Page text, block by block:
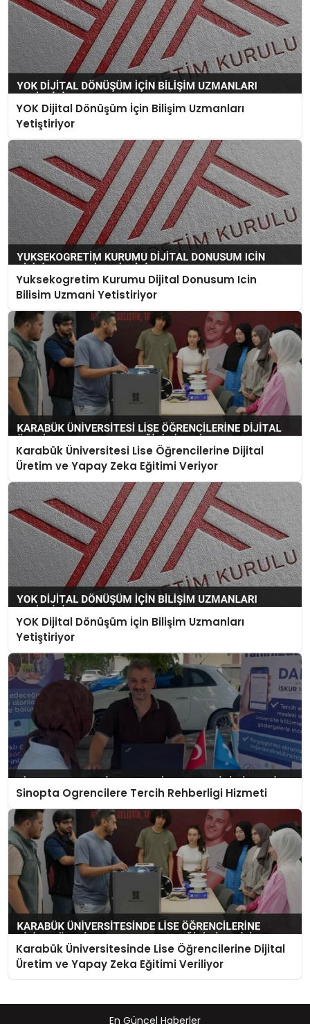
YOK Dijital Dönüşüm İçin Bilişim Uzmanları
Yetiştiriyor
Yuksekogretim Kurumu Dijital Donusum Icin
Bilisim Uzmani Yetistiriyor
Karabük Üniversitesi Lise Öğrencilerine Dijital
Üretim ve Yapay Zeka Eğitimi Veriyor
YOK Dijital Dönüşüm İçin Bilişim Uzmanları
Yetiştiriyor
Sinopta Ogrencilere Tercih Rehberligi Hizmeti
Karabük Üniversitesinde Lise Öğrencilerine Dijital
Üretim ve Yapay Zeka Eğitimi Veriliyor
En Güncel Haberler